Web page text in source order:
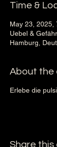
Time &
May 23, 2025,
Uebel &
Hamburg,
About the
Erlebe die
Share this